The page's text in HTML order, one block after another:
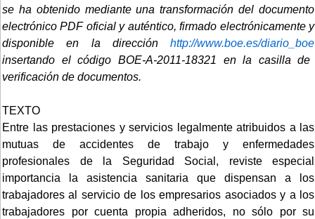
se ha obtenido mediante una transformación del documento
electrónico PDF oficial y auténtico, firmado electrónicamente y
disponible en la dirección http://www.boe.es/diario_boe
insertando el código BOE-A-2011-18321 en la casilla de
verificación de documentos.
TEXTO
Entre las prestaciones y servicios legalmente atribuidos a las
mutuas de accidentes de trabajo y enfermedades
profesionales de la Seguridad Social, reviste especial
importancia la asistencia sanitaria que dispensan a los
trabajadores al servicio de los empresarios asociados y a los
trabajadores por cuenta propia adheridos, no sólo por su